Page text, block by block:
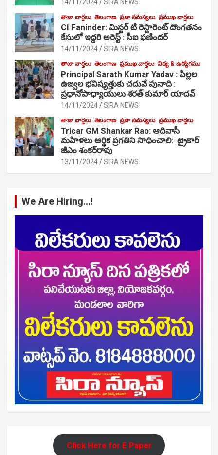
14/11/2024 SIRA NEWS
తాజా వార్తలు తెలంగాణ ప్రజా సమస్యలు ప్రముఖ వార్తలు
CI Faninder: మిస్టర్ టి రెస్టారెంట్ దొంగతనం
కేసులో ఇద్దరి అరెస్ట్ : సీఐ ఫణిందర్
14/11/2024 SIRA NEWS
తాజా వార్తలు తెలంగాణ ప్రముఖ వార్తలు విద్య & ఉద్యోగము
Principal Sarath Kumar Yadav : పిల్లల
ఉజ్వల భవిష్యత్తుకు చదువే పునాది :
ప్రధానోపాధ్యాయులు శరత్ కుమార్ యాదవ్
14/11/2024 SIRA NEWS
తాజా వార్తలు తెలంగాణ ప్రజా సమస్యలు ప్రముఖ వార్తలు
Tricar GM Shankar Rao: ఆదివాసీ
మహిళలు ఆర్థిక ప్రగతిని సాధించాలి: ట్రైకార్
జీఎం శంకర్‌రావు
13/11/2024 SIRA NEWS
We Are Hiring…!
Click Here for E Paper